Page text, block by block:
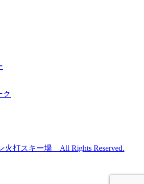
火打スキー場 All Rights Reserved.